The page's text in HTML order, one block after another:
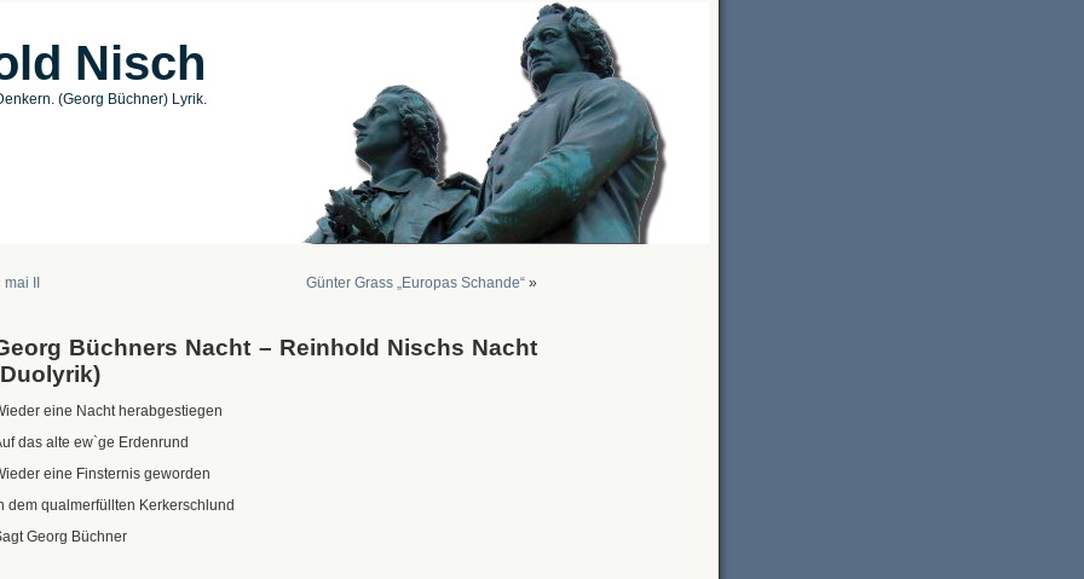
Nisch
(Georg Büchner) Lyrik.
mai II Günter Grass „Europas Schande“ »
Büchners Nacht – Reinhold Nischs Nacht
eine Nacht herabgestiegen
das alte ew`ge Erdenrund
eine Finsternis geworden
dem qualmerfüllten Kerkerschlund
Georg Büchner